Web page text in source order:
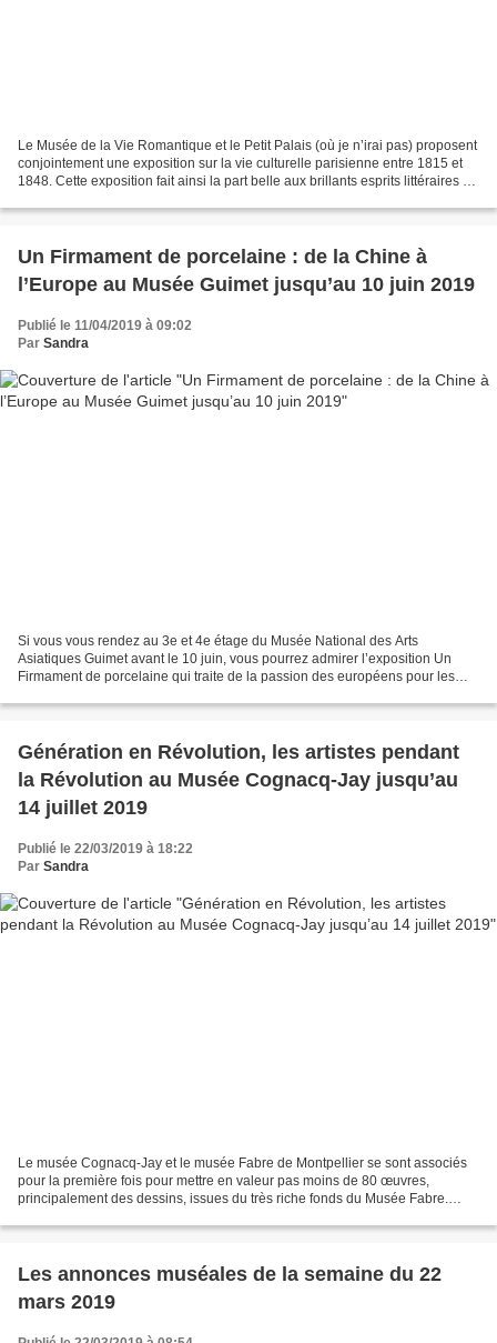
Le Musée de la Vie Romantique et le Petit Palais (où je n’irai pas) proposent
conjointement une exposition sur la vie culturelle parisienne entre 1815 et
1848. Cette exposition fait ainsi la part belle aux brillants esprits littéraires de
Un Firmament de porcelaine : de la Chine à
l’Europe au Musée Guimet jusqu’au 10 juin 2019
Publié le 11/04/2019 à 09:02
Par Sandra
Si vous vous rendez au 3e et 4e étage du Musée National des Arts
Asiatiques Guimet avant le 10 juin, vous pourrez admirer l’exposition Un
Firmament de porcelaine qui traite de la passion des européens pour les
Génération en Révolution, les artistes pendant
la Révolution au Musée Cognacq-Jay jusqu’au
14 juillet 2019
Publié le 22/03/2019 à 18:22
Par Sandra
Le musée Cognacq-Jay et le musée Fabre de Montpellier se sont associés
pour la première fois pour mettre en valeur pas moins de 80 œuvres,
principalement des dessins, issues du très riche fonds du Musée Fabre.
Les annonces muséales de la semaine du 22
mars 2019